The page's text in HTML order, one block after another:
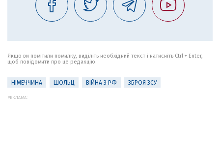
Якщо ви помітили помилку, виділіть необхідний текст і натисніть Ctrl + Enter,
щоб повідомити про це редакцію.
НІМЕЧЧИНА ШОЛЬЦ ВІЙНА З РФ ЗБРОЯ ЗСУ
РЕКЛАМА: